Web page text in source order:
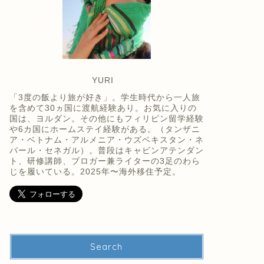
YURI
「3度の飯より旅が好き」。学生時代から一人旅
を含めて30ヵ国に渡航経験あり。お気に入りの
国は、ヨルダン。その他にもフィリピン留学経験
や6カ国にホームステイ経験がある。（タンザニ
ア・ベトナム・アルメニア・ウズベキスタン・ネ
パール・セネガル）。普段はキャビンアテンダン
ト、研修講師、ブロガー兼ライターの3足のわら
じを履いている。2025年〜海外移住予定。
Search